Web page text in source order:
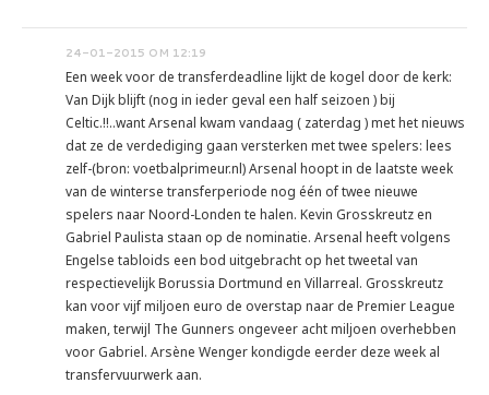
24-01-2015 OM 12:19
Een week voor de transferdeadline lijkt de kogel door de kerk:
Van Dijk blijft (nog in ieder geval een half seizoen ) bij
Celtic.!!..want Arsenal kwam vandaag ( zaterdag ) met het nieuws
dat ze de verdediging gaan versterken met twee spelers: lees
zelf-(bron: voetbalprimeur.nl) Arsenal hoopt in de laatste week
van de winterse transferperiode nog één of twee nieuwe
spelers naar Noord-Londen te halen. Kevin Grosskreutz en
Gabriel Paulista staan op de nominatie. Arsenal heeft volgens
Engelse tabloids een bod uitgebracht op het tweetal van
respectievelijk Borussia Dortmund en Villarreal. Grosskreutz
kan voor vijf miljoen euro de overstap naar de Premier League
maken, terwijl The Gunners ongeveer acht miljoen overhebben
voor Gabriel. Arsène Wenger kondigde eerder deze week al
transfervuurwerk aan.